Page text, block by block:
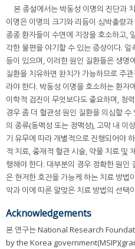
본 종설에서는 박동성 이명의 진단과
이명은 이명의 크기와 리듬이 심박출량
종종 환자들이 수면에 지장을 호소하고,
각한 불편을 야기할 수 있는 증상이다.
등이 있으며, 이러한 원인 질환들은 생명
질환을 치유하면 완치가 가능하므로 주
라야 한다. 박동성 이명을 호소하는 환자
이학적 검진이 무엇보다도 중요하며, 청
경우 좀 더 혈관성 원인 질환을 의심할
의 종류(동맥성 또는 정맥성), 고막 내 이
기 유무에 따라 개별적으로 진행되어야
적 치료, 중재적 혈관 시술, 약물 치료 및
행해야 한다. 대부분의 경우 정확한 원인
은 현저한 호전을 가능케 하는 치료 방법
악과 이에 따른 알맞은 치료 방법의 선택
Acknowledgements
본 연구는 National Research
by the Korea